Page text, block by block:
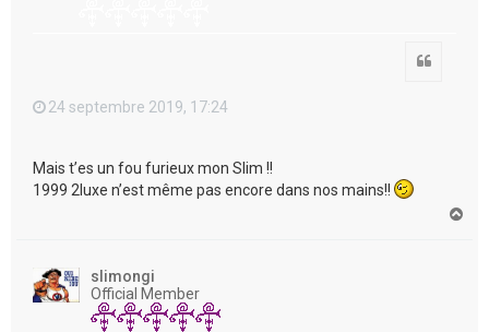
24 septembre 2019, 17:24
Mais t’es un fou furieux mon Slim !!
1999 2luxe n’est même pas encore dans nos mains!!
slimongi
Official Member